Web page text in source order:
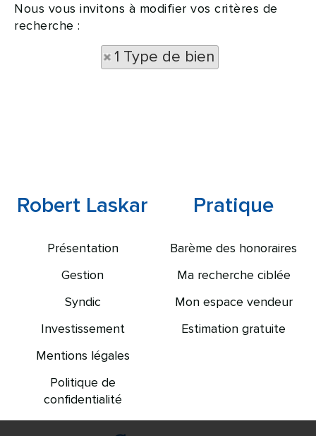
Nous vous invitons à modifier vos critères de
recherche :
1 Type de bien
Robert Laskar
Présentation
Gestion
Syndic
Investissement
Mentions légales
Politique de
confidentialité
Pratique
Barème des honoraires
Ma recherche ciblée
Mon espace vendeur
Estimation gratuite